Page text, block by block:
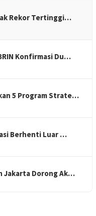
Rekor Tertinggi…
Konfirmasi Du…
5 Program Strate…
Berhenti Luar …
Jakarta Dorong Ak…